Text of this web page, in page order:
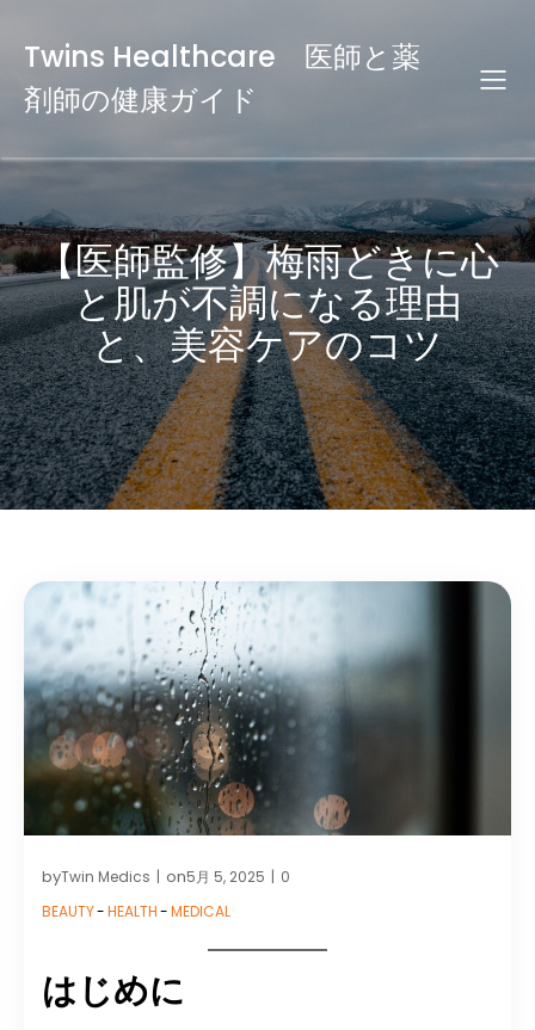
Twins Healthcare 医師と薬
剤師の健康ガイド
【医師監修】梅雨どきに心
と肌が不調になる理由
と、美容ケアのコツ
byTwin Medics | on5月 5, 2025 | 0
BEAUTY-HEALTH-MEDICAL
はじめに